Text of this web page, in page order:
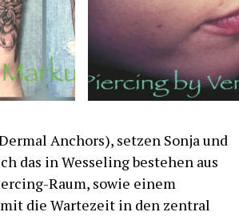
Anchors), setzen Sonja und
das in Wesseling bestehen aus
Raum, sowie einem
die Wartezeit in den zentral